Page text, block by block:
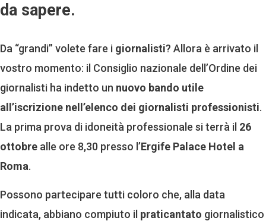
da sapere.
Da “grandi” volete fare i giornalisti? Allora è arrivato il
vostro momento: il Consiglio nazionale dell’Ordine dei
giornalisti ha indetto un nuovo bando utile
all’iscrizione nell’elenco dei giornalisti professionisti.
La prima prova di idoneità professionale si terrà il 26
ottobre alle ore 8,30 presso l’Ergife Palace Hotel a
Roma.
Possono partecipare tutti coloro che, alla data
indicata, abbiano compiuto il praticantato giornalistico